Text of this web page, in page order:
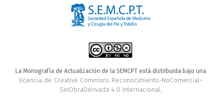
La Monografía de Actualización de la SEMCPT está distribuida bajo una
licencia de Creative Commons Reconocimiento-NoComercial-
SinObraDerivada 4.0 Internacional.